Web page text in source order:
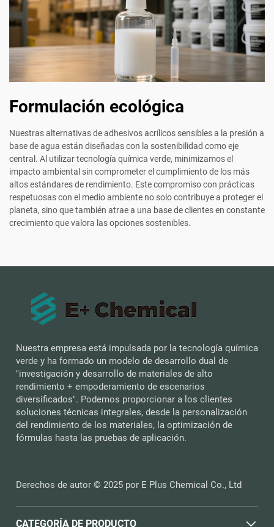
Formulación ecológica
Nuestras alternativas de adhesivos acrílicos sensibles a la presión a
base de agua están diseñadas con la sostenibilidad como eje
central. Al utilizar tecnología química verde, minimizamos el
impacto ambiental sin comprometer el cumplimiento de los más
altos estándares de rendimiento. Este compromiso con prácticas
respetuosas con el medio ambiente no solo contribuye a proteger el
planeta, sino que también atrae a una base de clientes en constante
crecimiento que valora las opciones sostenibles.
Nuestra empresa está impulsada por la tecnología química
verde y ha formado un modelo de desarrollo dual de
"investigación y desarrollo de materiales de alto
rendimiento + empoderamiento de escenarios
diversificados". Podemos proporcionar a los clientes
soluciones técnicas integrales, desde la personalización
del rendimiento de los materiales, la optimización de
fórmulas hasta las pruebas de aplicación.
Derechos de autor © 2025 por E Plus Chemical Co., Ltd
CATEGORÍA DE PRODUCTO